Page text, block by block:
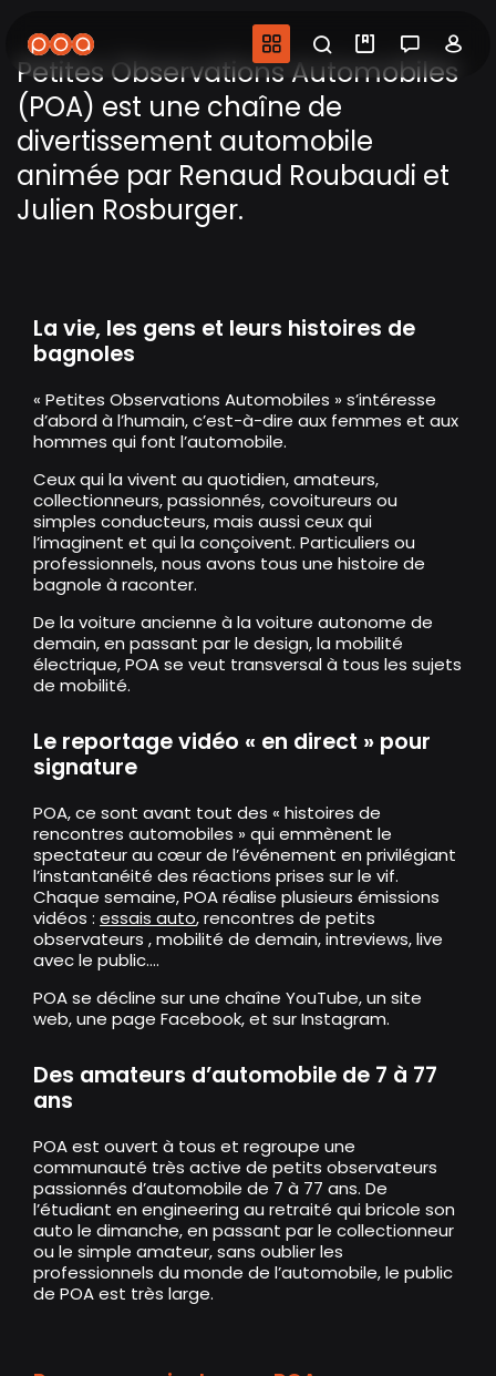
au
contenu
principal
Navigation
Recherche
Mes
Petites Observations Automobiles
(POA) est une chaîne de
divertissement automobile
animée par Renaud Roubaudi et
Julien Rosburger.
La vie, les gens et leurs histoires de
bagnoles
« Petites Observations Automobiles » s’intéresse
d’abord à l’humain, c’est-à-dire aux femmes et aux
hommes qui font l’automobile.
Ceux qui la vivent au quotidien, amateurs,
collectionneurs, passionnés, covoitureurs ou
simples conducteurs, mais aussi ceux qui
l’imaginent et qui la conçoivent. Particuliers ou
professionnels, nous avons tous une histoire de
bagnole à raconter.
De la voiture ancienne à la voiture autonome de
demain, en passant par le design, la mobilité
électrique, POA se veut transversal à tous les sujets
de mobilité.
Le reportage vidéo « en direct » pour
signature
POA, ce sont avant tout des « histoires de
rencontres automobiles » qui emmènent le
spectateur au cœur de l’événement en privilégiant
l’instantanéité des réactions prises sur le vif.
Chaque semaine, POA réalise plusieurs émissions
vidéos : essais auto, rencontres de petits
observateurs , mobilité de demain, intreviews, live
avec le public….
POA se décline surune chaîne YouTube,un site
web,une page Facebook, et sur Instagram.
Des amateurs d’automobile de 7 à 77
ans
POA est ouvert à tous et regroupe une
communauté très active de petits observateurs
passionnés d’automobile de 7 à 77 ans. De
l’étudiant en engineering au retraité qui bricole son
auto le dimanche, en passant par le collectionneur
ou le simple amateur, sans oublier les
professionnels du monde de l’automobile, le public
de POA est très large.